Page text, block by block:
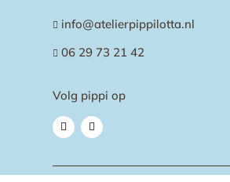
 info@atelierpippilotta.nl
 06 29 73 21 42
Volg pippi op